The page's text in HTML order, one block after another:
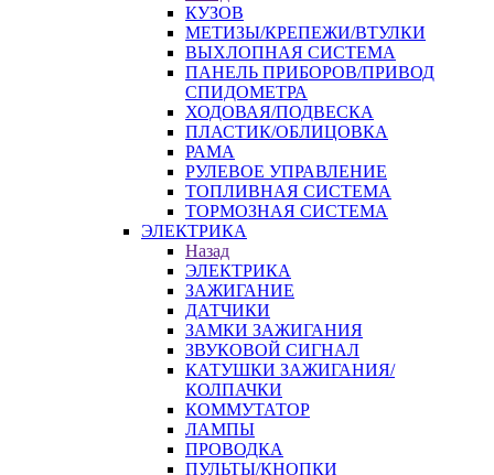
КУЗОВ
МЕТИЗЫ/КРЕПЕЖИ/ВТУЛКИ
ВЫХЛОПНАЯ СИСТЕМА
ПАНЕЛЬ ПРИБОРОВ/ПРИВОД
СПИДОМЕТРА
ХОДОВАЯ/ПОДВЕСКА
ПЛАСТИК/ОБЛИЦОВКА
РАМА
РУЛЕВОЕ УПРАВЛЕНИЕ
ТОПЛИВНАЯ СИСТЕМА
ТОРМОЗНАЯ СИСТЕМА
ЭЛЕКТРИКА
Назад
ЭЛЕКТРИКА
ЗАЖИГАНИЕ
ДАТЧИКИ
ЗАМКИ ЗАЖИГАНИЯ
ЗВУКОВОЙ СИГНАЛ
КАТУШКИ ЗАЖИГАНИЯ/
КОЛПАЧКИ
КОММУТАТОР
ЛАМПЫ
ПРОВОДКА
ПУЛЬТЫ/КНОПКИ